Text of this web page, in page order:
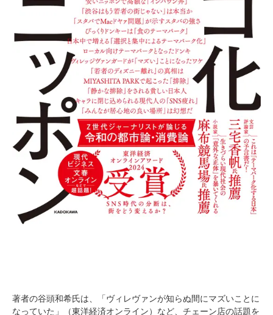
著者の谷頭和希氏は、「ヴィレヴァンが知らぬ間にマズいことに
なっていた」（東洋経済オンライン）など、チェーン店の話題を